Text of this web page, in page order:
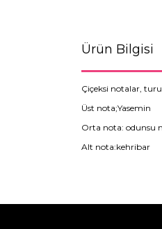
Ürün Bilgisi
Çiçeksi notalar,
Üst nota;Yasemin
Orta nota: odunsu
Alt nota:kehribar
Görüş ve